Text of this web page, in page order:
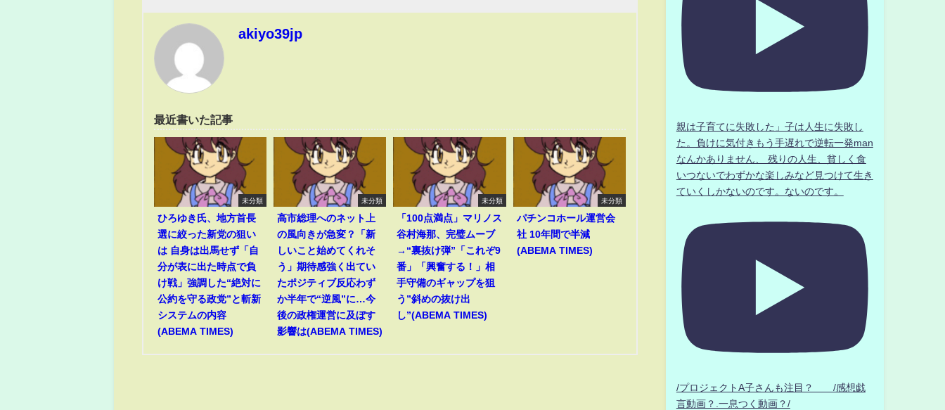
akiyo39jp
最近書いた記事
未分類
ひろゆき氏、地方首長
選に絞った新党の狙い
は 自身は出馬せず「自
分が表に出た時点で負
け戦」強調した“絶対に
公約を守る政党”と斬新
システムの内容
(ABEMA TIMES)
未分類
高市総理へのネット上
の風向きが急変？「新
しいこと始めてくれそ
う」期待感強く出てい
たポジティブ反応わず
か半年で“逆風”に…今
後の政権運営に及ぼす
影響は(ABEMA TIMES)
未分類
「100点満点」マリノス
谷村海那、完璧ムーブ
→“裏抜け弾”「これぞ9
番」「興奮する！」相
手守備のギャップを狙
う”斜めの抜け出
し”(ABEMA TIMES)
未分類
パチンコホール運営会
社 10年間で半減
(ABEMA TIMES)
親は子育てに失敗した」子は人生に失敗し
た。負けに気付きもう手遅れで逆転一発man
なんかありません、 残りの人生、貧しく食
いつないでわずかな楽しみなど見つけて生き
ていくしかないのです。ないのです。
/プロジェクトA子さんも注目？ /感想戯
言動画？.一息つく動画？/